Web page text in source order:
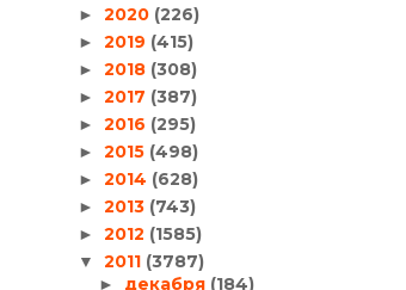
► 2020 (226)
► 2019 (415)
► 2018 (308)
► 2017 (387)
► 2016 (295)
► 2015 (498)
► 2014 (628)
► 2013 (743)
► 2012 (1585)
▼ 2011 (3787)
► декабря (184)